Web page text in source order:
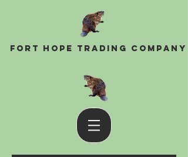
Fort Hope Trading Company